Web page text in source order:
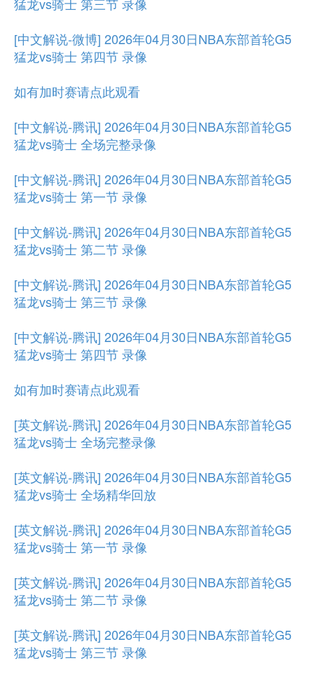
[中文解说-微博] 2026年04月30日NBA东部首轮G5
猛龙vs骑士 第四节 录像
如有加时赛请点此观看
[中文解说-腾讯] 2026年04月30日NBA东部首轮G5
猛龙vs骑士 全场完整录像
[中文解说-腾讯] 2026年04月30日NBA东部首轮G5
猛龙vs骑士 第一节 录像
[中文解说-腾讯] 2026年04月30日NBA东部首轮G5
猛龙vs骑士 第二节 录像
[中文解说-腾讯] 2026年04月30日NBA东部首轮G5
猛龙vs骑士 第三节 录像
[中文解说-腾讯] 2026年04月30日NBA东部首轮G5
猛龙vs骑士 第四节 录像
如有加时赛请点此观看
[英文解说-腾讯] 2026年04月30日NBA东部首轮G5
猛龙vs骑士 全场完整录像
[英文解说-腾讯] 2026年04月30日NBA东部首轮G5
猛龙vs骑士 全场精华回放
[英文解说-腾讯] 2026年04月30日NBA东部首轮G5
猛龙vs骑士 第一节 录像
[英文解说-腾讯] 2026年04月30日NBA东部首轮G5
猛龙vs骑士 第二节 录像
[英文解说-腾讯] 2026年04月30日NBA东部首轮G5
猛龙vs骑士 第三节 录像